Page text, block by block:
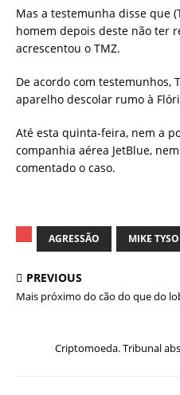
Mas a testemunha disse que
homem depois deste não ter
acrescentou o TMZ.
De acordo com testemunhos,
aparelho descolar rumo à
Até esta quinta-feira, nem a
companhia aérea JetBlue,
comentado o caso.
AGRESSÃO MIKE
PREVIOUS
Mais próximo do cão do que do
Criptomoeda. Tribunal